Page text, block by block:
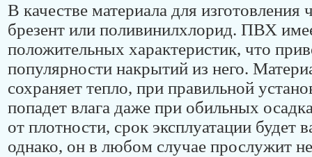
В качестве материала для изготовления
брезент или поливинилхлорид. ПВХ
положительных характеристик, что
популярности накрытий из него.
сохраняет тепло, при правильной
попадет влага даже при обильных
от плотности, срок эксплуатации будет
однако, он в любом случае прослужит